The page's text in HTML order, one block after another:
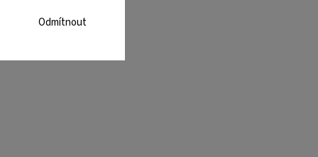
Odmítnout